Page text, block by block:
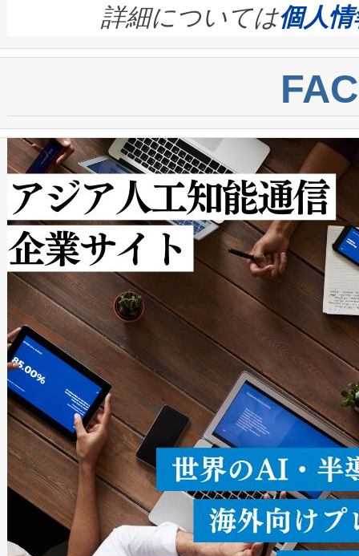
quality and reliability for AI
BESS stack to ensure battery
centers. Voltaiqは、ai&のAI
からシステム統合、試運転、
クルの各段階のデータを監視
[…]
す。ノーマルモードでは、
ートル先まで検出でき、これ
トに対して約600メートルに
では、反射率10％のターゲッ
で向上し、最大検知距離は
ットだけで最大1キロメート
ルの変電所周囲を監視でき、
作業と点群処理を簡素化でき
Avia 2は、2種類のFOVオプシ
× 80°のノーマルモード、長
ードを切り替えて使用するこ
ることなく、単一のデバイス
うにします。遠距離まで届く
密度なスキャ […]
詳細については個人